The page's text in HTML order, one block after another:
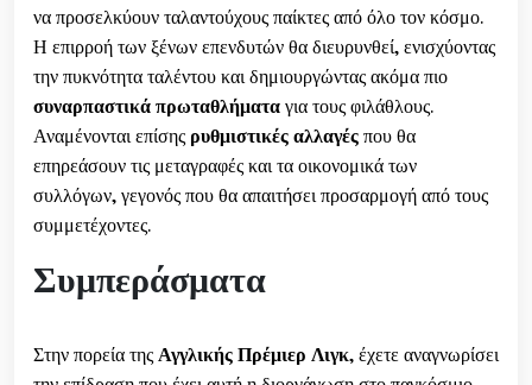
να προσελκύουν ταλαντούχους παίκτες από όλο τον κόσμο.
Η επιρροή των ξένων επενδυτών θα διευρυνθεί, ενισχύοντας
την πυκνότητα ταλέντου και δημιουργώντας ακόμα πιο
συναρπαστικά πρωταθλήματαγια τους φιλάθλους.
Αναμένονται επίσης ρυθμιστικές αλλαγέςπου θα
επηρεάσουν τις μεταγραφές και τα οικονομικά των
συλλόγων, γεγονός που θα απαιτήσει προσαρμογή από τους
συμμετέχοντες.
Συμπεράσματα
Στην πορεία της Αγγλικής Πρέμιερ Λιγκ, έχετε αναγνωρίσει